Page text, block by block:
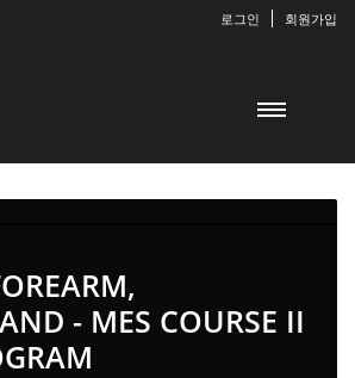
로그인 회원가입
- MES COURSE II